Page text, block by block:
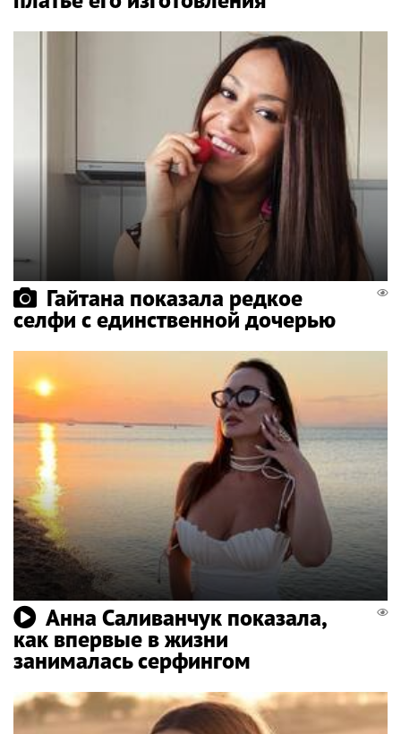
Гайтана показала редкое
селфи с единственной дочерью
Анна Саливанчук показала,
как впервые в жизни
занималась серфингом